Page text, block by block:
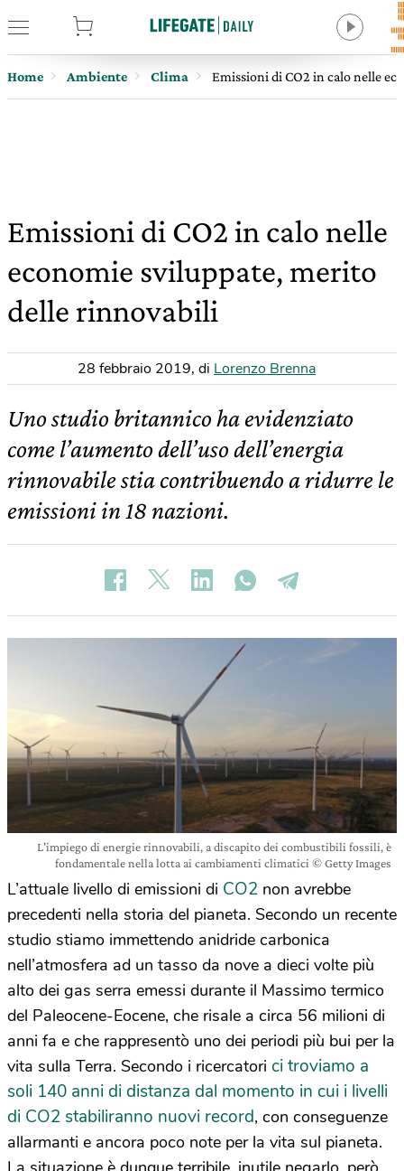
Home Ambiente Clima Emissioni di CO2 in calo nelle
Emissioni di CO2 in calo nelle
economie sviluppate, merito
delle rinnovabili
28 febbraio 2019, di Lorenzo Brenna
Uno studio britannico ha evidenziato
come l’aumento dell’uso dell’energia
rinnovabile stia contribuendo a ridurre le
emissioni in 18 nazioni.
L'impiego di energie rinnovabili, a discapito dei combustibili fossili, è
fondamentale nella lotta ai cambiamenti climatici © Getty Images
L’attuale livello di emissioni di CO2 non avrebbe
precedenti nella storia del pianeta. Secondo un recente
studio stiamo immettendo anidride carbonica
nell’atmosfera ad un tasso da nove a dieci volte più
alto dei gas serra emessi durante il Massimo termico
del Paleocene-Eocene, che risale a circa 56 milioni di
anni fa e che rappresentò uno dei periodi più bui per la
vita sulla Terra. Secondo i ricercatori ci troviamo a
soli 140 anni di distanza dal momento in cui i livelli
di CO2 stabiliranno nuovi record, con conseguenze
allarmanti e ancora poco note per la vita sul pianeta.